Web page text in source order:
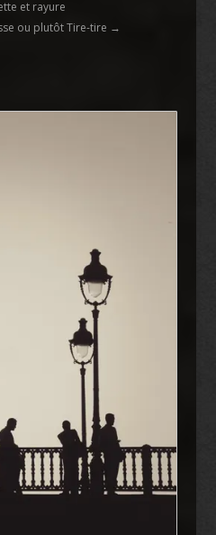
et rayure
ou plutôt Tire-tire →